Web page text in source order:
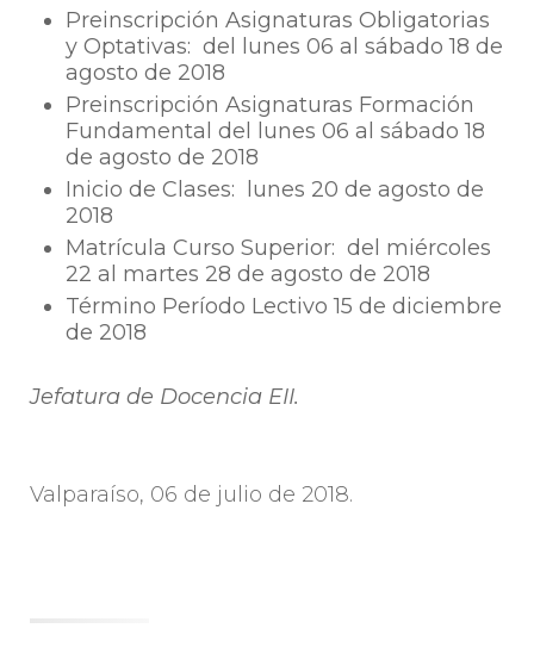
Preinscripción Asignaturas Obligatorias
y Optativas: del lunes 06 al sábado 18 de
agosto de 2018
Preinscripción Asignaturas Formación
Fundamental del lunes 06 al sábado 18
de agosto de 2018
Inicio de Clases: lunes 20 de agosto de
2018
Matrícula Curso Superior: del miércoles
22 al martes 28 de agosto de 2018
Término Período Lectivo 15 de diciembre
de 2018
Jefatura de Docencia EII.
Valparaíso, 06 de julio de 2018.